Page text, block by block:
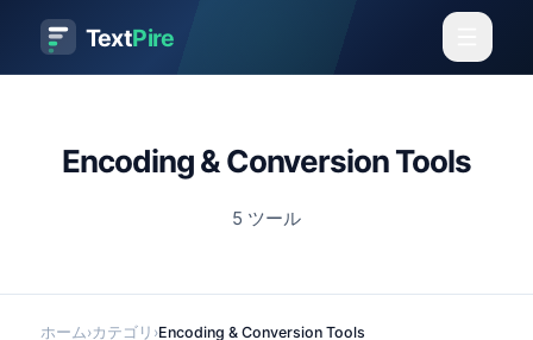
TextPire
Encoding & Conversion Tools
5 ツール
ホーム›カテゴリ ›Encoding & Conversion Tools